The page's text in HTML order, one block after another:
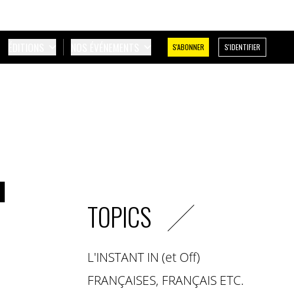
S'ABONNER S'IDENTIFIER
TOPICS
L'INSTANT IN (et Off)
FRANÇAISES, FRANÇAIS ETC.